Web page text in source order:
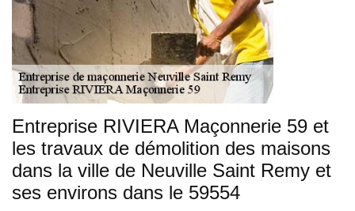
Entreprise RIVIERA Maçonnerie 59 et
les travaux de démolition des maisons
dans la ville de Neuville Saint Remy et
ses environs dans le 59554